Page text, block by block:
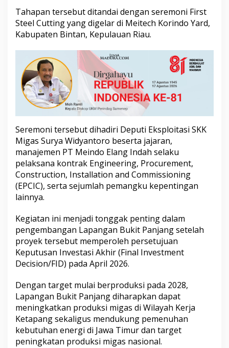
a
s
r
o
k
a
a
n
g
n
B
u
P
a
n
j
a
n
Tahapan tersebut ditandai dengan seremoni First
Steel Cutting yang digelar di Meitech Korindo Yard,
Kabupaten Bintan, Kepulauan Riau.
Seremoni tersebut dihadiri Deputi Eksploitasi SKK
Migas Surya Widyantoro beserta jajaran,
manajemen PT Meindo Elang Indah selaku
pelaksana kontrak Engineering, Procurement,
Construction, Installation and Commissioning
(EPCIC), serta sejumlah pemangku kepentingan
lainnya.
Kegiatan ini menjadi tonggak penting dalam
pengembangan Lapangan Bukit Panjang setelah
proyek tersebut memperoleh persetujuan
Keputusan Investasi Akhir (Final Investment
Decision/FID) pada April 2026.
Dengan target mulai berproduksi pada 2028,
Lapangan Bukit Panjang diharapkan dapat
meningkatkan produksi migas di Wilayah Kerja
Ketapang sekaligus mendukung pemenuhan
kebutuhan energi di Jawa Timur dan target
peningkatan produksi migas nasional.